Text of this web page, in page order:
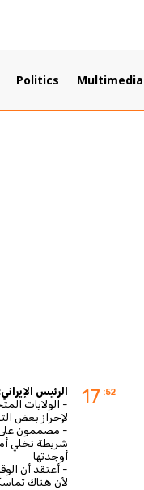
Politics Multimedia
17 :52
الرئيس
- الولايات
لإحراز بعض
- مصممون على
شريطة تخلي
أوجدتها
- أعتقد أن
لأن هناك